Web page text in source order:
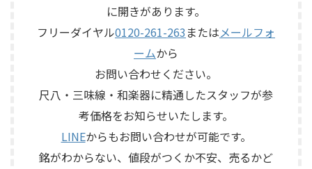
に開きがあります。
フリーダイヤル0120-261-263 またはメールフォ
ームから
お問い合わせください。
尺八・三味線・和楽器に精通したスタッフが参
考価格をお知らせいたします。
LINEからもお問い合わせが可能です。
銘がわからない、値段がつくか不安、売るかど